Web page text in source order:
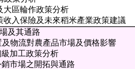
大區輪作政策分析
收入保險及未來稻米產業政策建議
及其通路
物流對農產品市場及價格影響
加工政策分析
市場之開拓與通路